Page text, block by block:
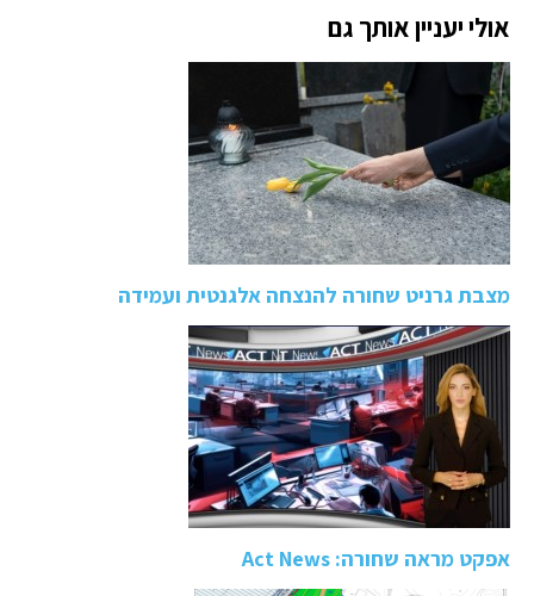
אולי יעניין אותך גם
מצבת גרניט שחורה להנצחה אלגנטית ועמידה
אפקט מראה שחורה: Act News